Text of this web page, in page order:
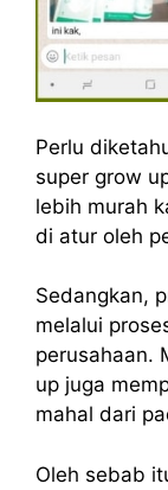
Perlu
super grow
lebih murah
di atur oleh
Sedangkan,
melalui
perusahaan.
up juga
mahal dari
Oleh sebab